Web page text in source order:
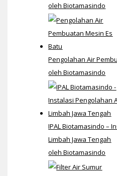
oleh Biotamasindo
Pengolahan Air
oleh Biotamasindo
IPAL Biotamasindo –
Limbah Jawa Tengah
oleh Biotamasindo